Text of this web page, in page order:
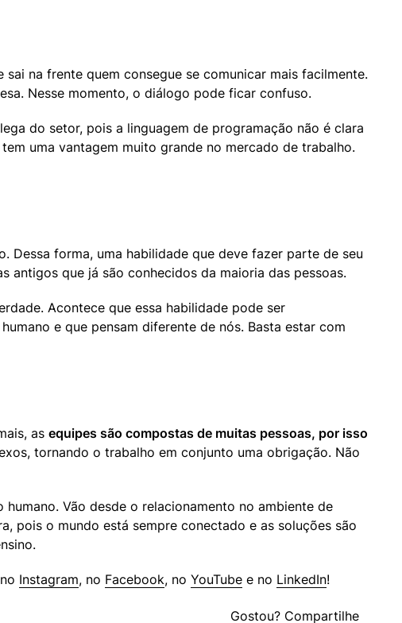
na frente quem consegue se comunicar mais facilmente.
Nesse momento, o diálogo pode ficar confuso.
do setor, pois a linguagem de programação não é clara
uma vantagem muito grande no mercado de trabalho.
Dessa forma, uma habilidade que deve fazer parte de seu
antigos que já são conhecidos da maioria das pessoas.
Acontece que essa habilidade pode ser
e que pensam diferente de nós. Basta estar com
as equipes são compostas de muitas pessoas, por isso
tornando o trabalho em conjunto uma obrigação. Não
Vão desde o relacionamento no ambiente de
pois o mundo está sempre conectado e as soluções são
Instagram, no Facebook, no YouTube e no LinkedIn!
Gostou? Compartilhe